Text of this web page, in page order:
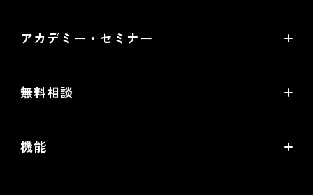
PDF版マニュアル
セキュリティ対策ガイド
アカデミー・セミナー
futureshop Academy Plus
無料相談
パートナー選定相談
機能